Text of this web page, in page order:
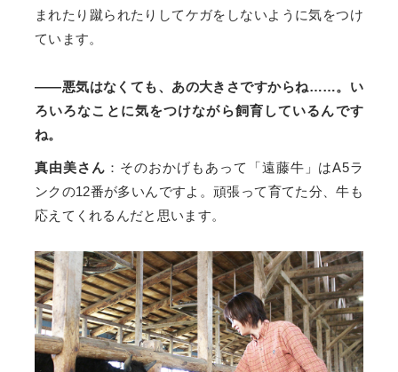
まれたり蹴られたりしてケガをしないように気をつけ
ています。
——悪気はなくても、あの大きさですからね……。い
ろいろなことに気をつけながら飼育しているんです
ね。
真由美さん ：そのおかげもあって「遠藤牛」はA5ラ
ンクの12番が多いんですよ。頑張って育てた分、牛も
応えてくれるんだと思います。